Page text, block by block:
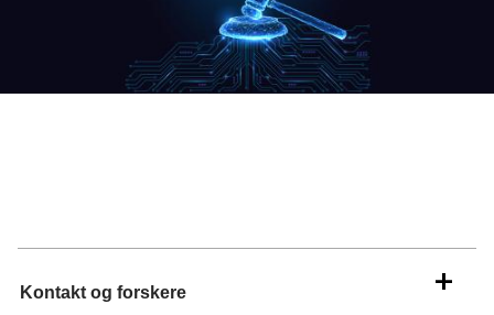
CenCAI er et internationalt samlingspunkt for filosoffer, jurister,
kriminologer, computervidenskabsfolk og andre forskere med
interesse i brug af AI i retssystemet. Forskningscentret er støttet af
Carlbergfondet med en bevilling på 21 millioner kroner.
Kontakt og forskere